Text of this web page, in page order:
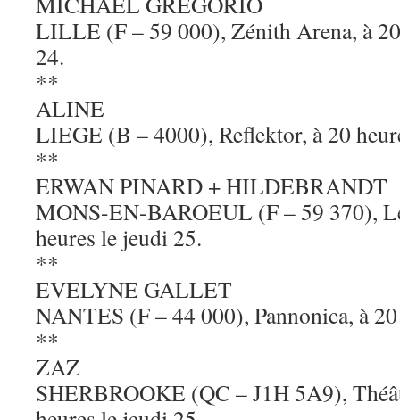
LILLE (F – 59 000), Zénith Arena, à
24.
**
ALINE
LIEGE (B – 4000), Reflektor, à 20
**
ERWAN PINARD + HILDEBRANDT
MONS-EN-BAROEUL (F – 59 370),
heures le jeudi 25.
**
EVELYNE GALLET
NANTES (F – 44 000), Pannonica, à
**
ZAZ
SHERBROOKE (QC – J1H 5A9),